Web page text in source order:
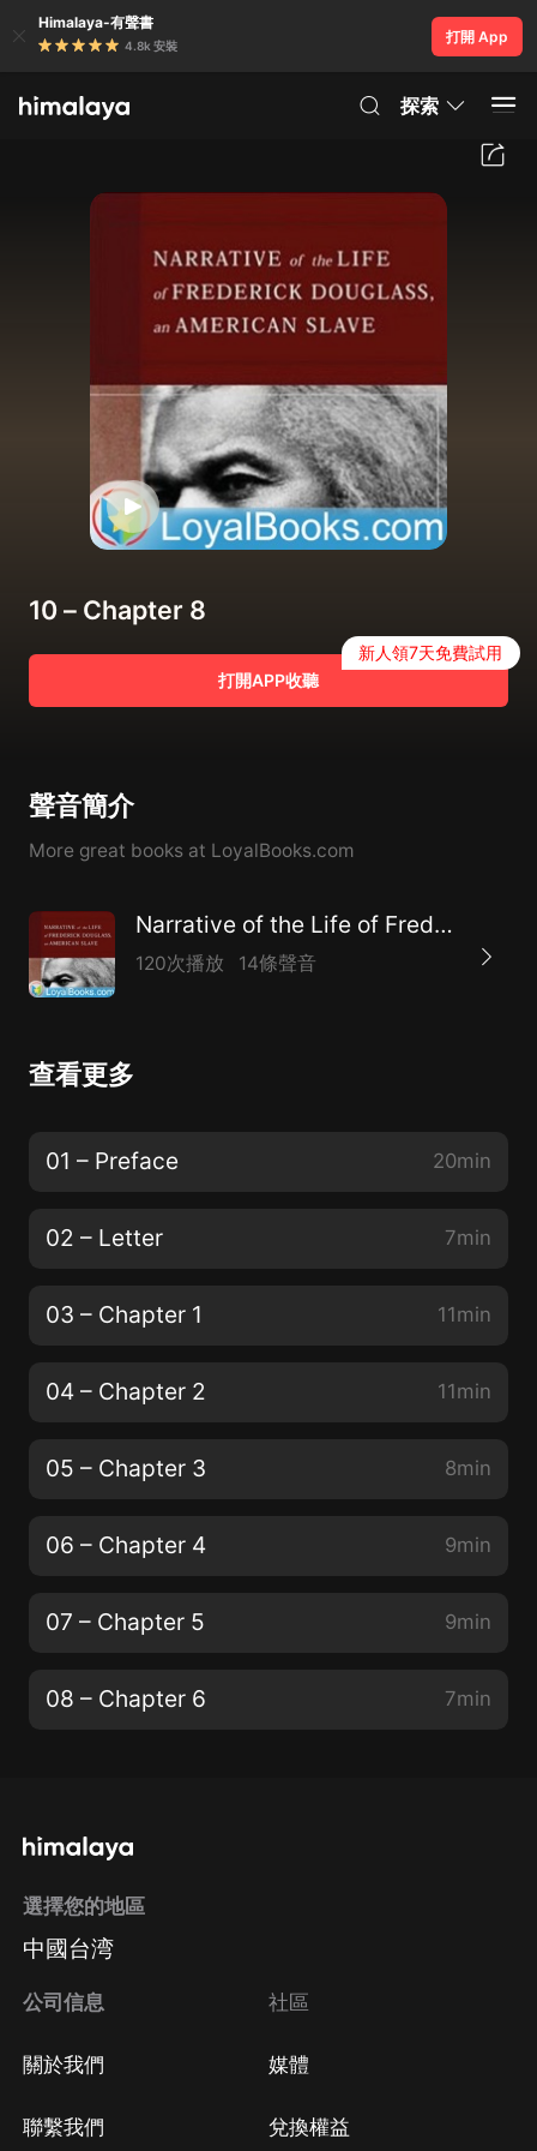
Himalaya-有聲書
4.8k 安裝
打開 App
探索
10 – Chapter 8
打開APP收聽
新人領7天免費試用
聲音簡介
More great books at LoyalBooks.com
Narrative of the Life of Frederick Douglass by Frederick Douglass
120次播放 14條聲音
查看更多
01 – Preface 20min
02 – Letter 7min
03 – Chapter 1 11min
04 – Chapter 2 11min
05 – Chapter 3 8min
06 – Chapter 4 9min
07 – Chapter 5 9min
08 – Chapter 6 7min
選擇您的地區
中國台湾
公司信息
關於我們
聯繫我們
社區
媒體
兌換權益